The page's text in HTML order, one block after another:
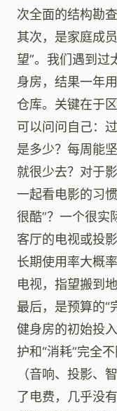
次全面的结构勘
其次，是家庭成
望”。我们遇到过
身房，结果一年
仓库。关键在于
可以问问自己：
是多少？每周能
就很少去？对于
一起看电影的习
很酷”？一个很实
客厅的电视或投
长期使用率大概
电视，指望搬到
最后，是预算的“
健身房的初始投
护和“消耗”完全
（音响、投影、
了电费，几乎没